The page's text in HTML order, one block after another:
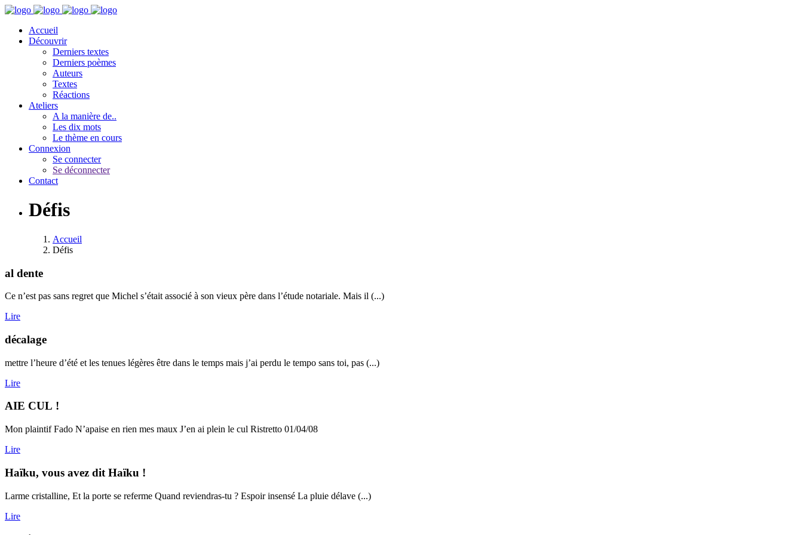
Accueil
Découvrir
Derniers textes
Derniers poèmes
Auteurs
Textes
Réactions
Ateliers
A la manière de..
Les dix mots
Le thème en cours
Connexion
Se connecter
Se déconnecter
Contact
Défis
Accueil
Défis
al dente
Ce n’est pas sans regret que Michel s’était associé à son vieux père dans l’étude notariale. Mais il (...)
Lire
décalage
mettre l’heure d’été et les tenues légères être dans le temps mais j’ai perdu le tempo sans toi, pas (...)
Lire
AIE CUL !
Mon plaintif Fado N’apaise en rien mes maux J’en ai plein le cul Ristretto 01/04/08
Lire
Haïku, vous avez dit Haïku !
Larme cristalline, Et la porte se referme Quand reviendras-tu ? Espoir insensé La pluie délave (...)
Lire